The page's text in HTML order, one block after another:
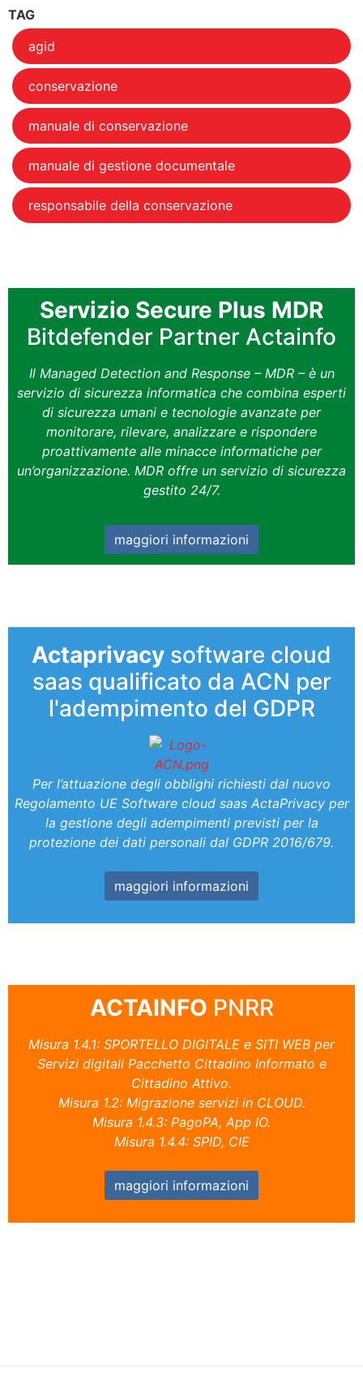
TAG
agid
conservazione
manuale di conservazione
manuale di gestione documentale
responsabile della conservazione
Servizio Secure Plus MDR
Bitdefender Partner Actainfo
Il Managed Detection and Response – MDR – è un
servizio di sicurezza informatica che combina esperti
di sicurezza umani e tecnologie avanzate per
monitorare, rilevare, analizzare e rispondere
proattivamente alle minacce informatiche per
un’organizzazione. MDR offre un servizio di sicurezza
gestito 24/7.
maggiori informazioni
Actaprivacy software cloud
saas qualificato da ACN per
l'adempimento del GDPR
Per l’attuazione degli obblighi richiesti dal nuovo
Regolamento UE Software cloud saas ActaPrivacy per
la gestione degli adempimenti previsti per la
protezione dei dati personali dal GDPR 2016/679.
maggiori informazioni
ACTAINFO PNRR
Misura 1.4.1: SPORTELLO DIGITALE e SITI WEB per
Servizi digitali Pacchetto Cittadino Informato e
Cittadino Attivo.
Misura 1.2: Migrazione servizi in CLOUD.
Misura 1.4.3: PagoPA, App IO.
Misura 1.4.4: SPID, CIE
maggiori informazioni